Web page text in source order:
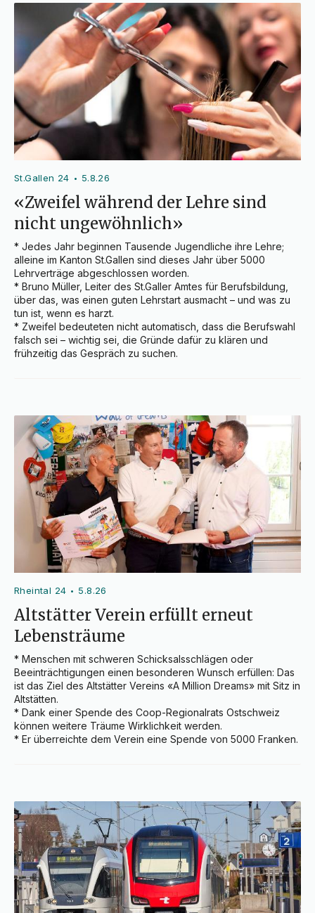
St.Gallen 24 • 5.8.26
«Zweifel während der Lehre sind
nicht ungewöhnlich»
* Jedes Jahr beginnen Tausende Jugendliche ihre Lehre;
alleine im Kanton St.Gallen sind dieses Jahr über 5000
Lehrverträge abgeschlossen worden.
* Bruno Müller, Leiter des St.Galler Amtes für Berufsbildung,
über das, was einen guten Lehrstart ausmacht – und was zu
tun ist, wenn es harzt.
* Zweifel bedeuteten nicht automatisch, dass die Berufswahl
falsch sei – wichtig sei, die Gründe dafür zu klären und
frühzeitig das Gespräch zu suchen.
Rheintal 24 • 5.8.26
Altstätter Verein erfüllt erneut
Lebensträume
* Menschen mit schweren Schicksalsschlägen oder
Beeinträchtigungen einen besonderen Wunsch erfüllen: Das
ist das Ziel des Altstätter Vereins «A Million Dreams» mit Sitz in
Altstätten.
* Dank einer Spende des Coop-Regionalrats Ostschweiz
können weitere Träume Wirklichkeit werden.
* Er überreichte dem Verein eine Spende von 5000 Franken.